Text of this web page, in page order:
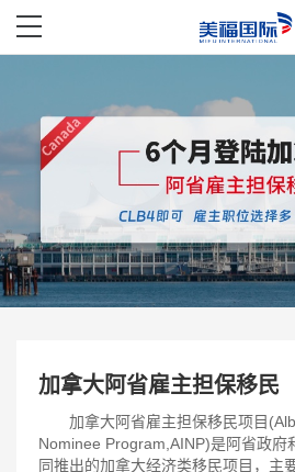
加拿大阿省雇主担保移民
加拿大阿省雇主担保移民项目
Nominee Program,AINP)是阿省政府
同推出的加拿大经济类移民项目，主